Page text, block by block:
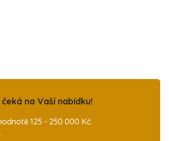
na Vaší nabídku!
125 - 250 000 Kč.